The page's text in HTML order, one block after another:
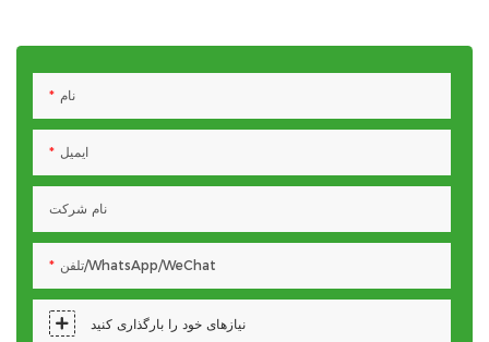
نام
ایمیل
نام شرکت
تلفن/WhatsApp/WeChat
نیازهای خود را بارگذاری کنید